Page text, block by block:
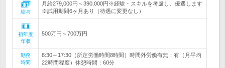
給与
月給279,000円～390,000円※経験・スキルを考慮し、優遇します
※試用期間6ヶ月あり（待遇に変更なし）
初年度
年収
500万円～700万円
勤務
時間
8:30～17:30（所定労働時間8時間）時間外労働有無：有（月平均
22時間程度）休憩時間：60分